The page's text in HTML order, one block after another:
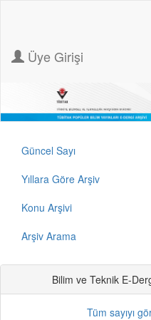
Üye Girişi
Güncel Sayı
Yıllara Göre Arşiv
Konu Arşivi
Arşiv Arama
Bilim ve Teknik E-
Tüm sayıyı